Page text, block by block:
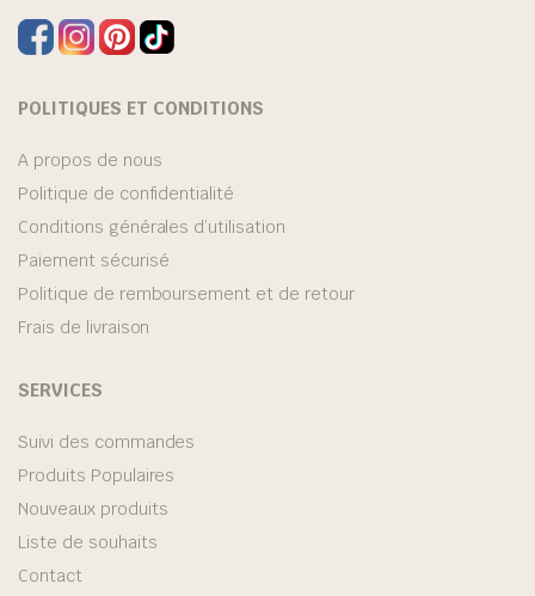
POLITIQUES ET CONDITIONS
A propos de nous
Politique de confidentialité
Conditions générales d’utilisation
Paiement sécurisé
Politique de remboursement et de retour
Frais de livraison
SERVICES
Suivi des commandes
Produits Populaires
Nouveaux produits
Liste de souhaits
Contact